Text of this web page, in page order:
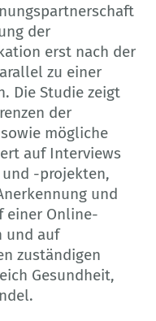
der
erst nach der
zu einer
Die Studie zeigt
der
mögliche
auf Interviews
-projekten,
und
einer Online-
und auf
zuständigen
Gesundheit,